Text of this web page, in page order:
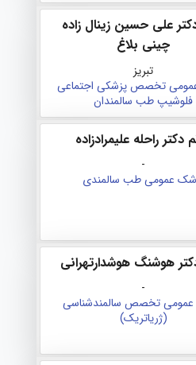
علی حسین زینال زاده
چینی بلاغ
تبریز
تخصص پزشکی اجتماعی
فلوشیپ طب سالمندان
دکتر راحله علیمرادزاده
-
عمومیطب سالمندی
هوشنگ هوشدارتهرانی
-
تخصص سالمندشناسی
(ژریاتریک)